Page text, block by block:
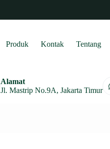
Produk Kontak Tentang
Alamat
Jl. Mastrip No.9A, Jakarta Timur